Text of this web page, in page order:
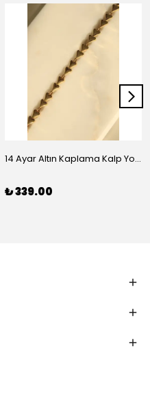
14 Ayar Altın Kaplama Kalp Yolu Bileklik
₺ 339.00